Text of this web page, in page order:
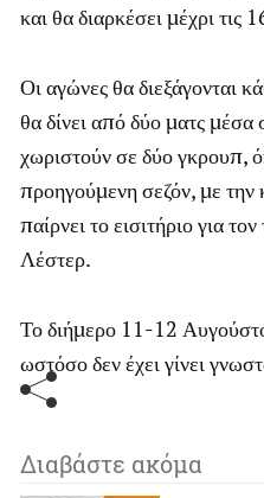
και θα διαρκέσει μέχρι τις
Οι αγώνες θα διεξάγονται
θα δίνει από δύο ματς
χωριστούν σε δύο γκρουπ,
προηγούμενη σεζόν, με
παίρνει το εισιτήριο για
Λέστερ.
Το διήμερο 11-12
ωστόσο δεν έχει γίνει
Διαβάστε ακόμα